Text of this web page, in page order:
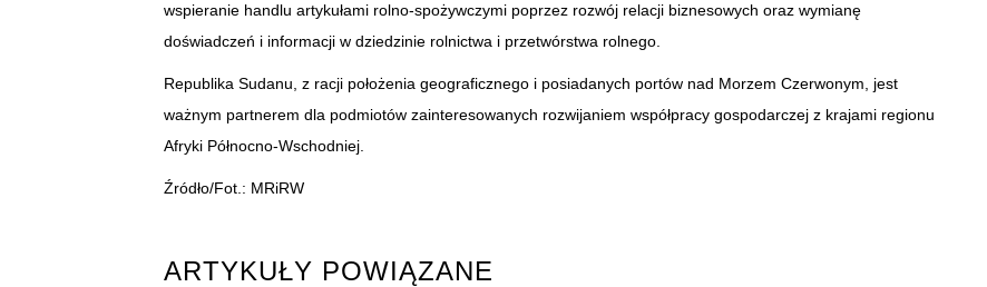
wspieranie handlu artykułami rolno-spożywczymi poprzez rozwój relacji biznesowych oraz wymianę
doświadczeń i informacji w dziedzinie rolnictwa i przetwórstwa rolnego.
Republika Sudanu, z racji położenia geograficznego i posiadanych portów nad Morzem Czerwonym, jest
ważnym partnerem dla podmiotów zainteresowanych rozwijaniem współpracy gospodarczej z krajami regionu
Afryki Północno-Wschodniej.
Źródło/Fot.: MRiRW
ARTYKUŁY POWIĄZANE